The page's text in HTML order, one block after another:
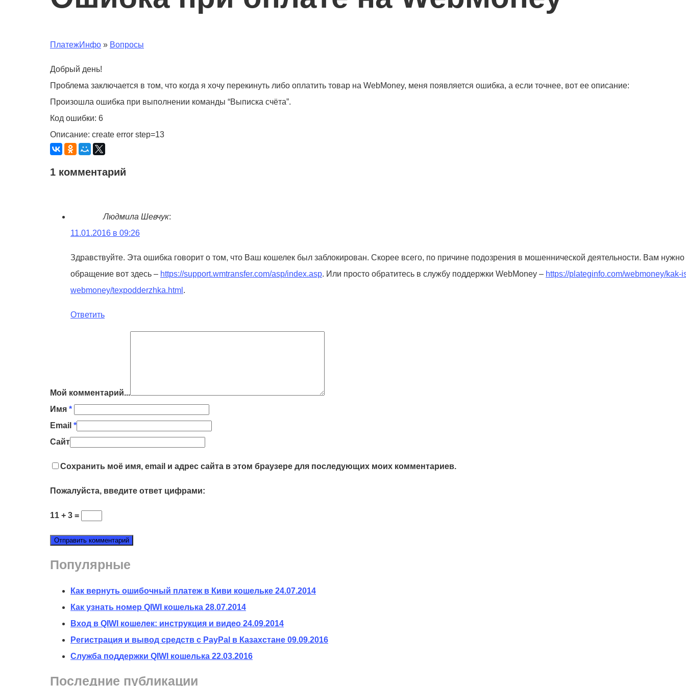
ПлатежИнфо » Вопросы
Добрый день!
Проблема заключается в том, что когда я хочу перекинуть либо оплатить товар на WebMoney, меня появляется ошибка, а если точнее, вот ее описание:
Произошла ошибка при выполнении команды “Выписка счёта”.
Код ошибки: 6
Описание: create error step=13
1 комментарий
Людмила Шевчук:
11.01.2016 в 09:26
Здравствуйте. Эта ошибка говорит о том, что Ваш кошелек был заблокирован. Скорее всего, по причине подозрения в мошеннической деятельности. Вам нужно
обращение вот здесь – https://support.wmtransfer.com/asp/index.asp. Или просто обратитесь в службу поддержки WebMoney – https://plateginfo.com/webmoney/kak-
webmoney/texpodderzhka.html .
Ответить
Мой комментарий...
Имя *
Email *
Сайт
Сохранить моё имя, email и адрес сайта в этом браузере для последующих моих комментариев.
Пожалуйста, введите ответ цифрами:
11 + 3 =
Популярные
Как вернуть ошибочный платеж в Киви кошельке 24.07.2014
Как узнать номер QIWI кошелька 28.07.2014
Вход в QIWI кошелек: инструкция и видео 24.09.2014
Регистрация и вывод средств с PayPal в Казахстане 09.09.2016
Служба поддержки QIWI кошелька 22.03.2016
Последние публикации